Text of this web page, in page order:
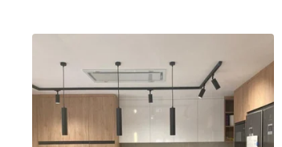
its geometries and soft colors. Discover our "tangram
collection.
https://bit.ly/LD_Tangram_pjhz
Stacey Cohen Designhttp://staceycohendesign.com/
Project details: Rosemary - Toronto Design: Stacey
Cohen Design Pictures courtesy of Stacey Cohen
Design All rights reserved